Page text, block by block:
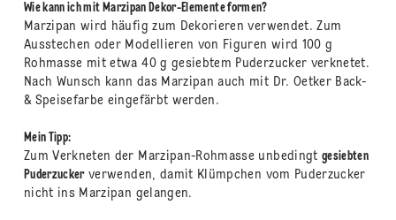
Wie kann ich mit Marzipan Dekor-Elemente formen?
Marzipan wird häufig zum Dekorieren verwendet. Zum
Ausstechen oder Modellieren von Figuren wird 100 g
Rohmasse mit etwa 40 g gesiebtem Puderzucker verknetet.
Nach Wunsch kann das Marzipan auch mit Dr. Oetker Back-
& Speisefarbe eingefärbt werden.
Mein Tipp:
Zum Verkneten der Marzipan-Rohmasse unbedingt gesiebten
Puderzuckerverwenden, damit Klümpchen vom Puderzucker
nicht ins Marzipan gelangen.